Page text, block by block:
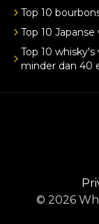
Top 10
Top 10 Japanse
Top 10 whisky's
minder dan 40
© 2026